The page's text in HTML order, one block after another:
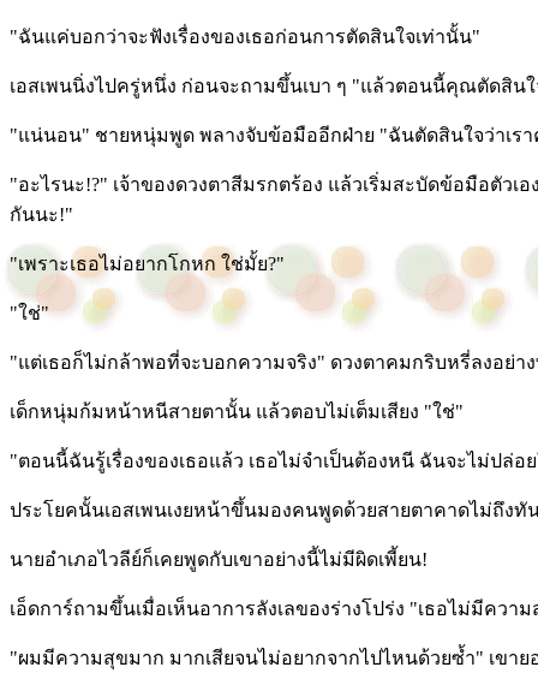
"ฉันแค่บอกว่าจะฟังเรื่องของเธอก่อนการตัดสินใจเท่านั้น"
เอสเพนนิ่งไปครู่หนึ่ง ก่อนจะถามขึ้นเบา ๆ "แล้วตอนนี้คุณตัดสินใ
"แน่นอน" ชายหนุ่มพูด พลางจับข้อมืออีกฝ่าย "ฉันตัดสินใจว่าเร
"อะไรนะ!?" เจ้าของดวงตาสีมรกตร้อง แล้วเริ่มสะบัดข้อมือตัว
กันนะ!"
"เพราะเธอไม่อยากโกหก ใช่มั้ย?"
"ใช่"
"แต่เธอก็ไม่กล้าพอที่จะบอกความจริง" ดวงตาคมกริบหรี่ลงอย่า
เด็กหนุ่มก้มหน้าหนีสายตานั้น แล้วตอบไม่เต็มเสียง "ใช่"
"ตอนนี้ฉันรู้เรื่องของเธอแล้ว เธอไม่จำเป็นต้องหนี ฉันจะไม่ปล่อ
ประโยคนั้นเอสเพนเงยหน้าขึ้นมองคนพูดด้วยสายตาคาดไม่ถึง
นายอำเภอไวลีย์ก็เคยพูดกับเขาอย่างนี้ไม่มีผิดเพี้ยน!
เอ็ดการ์ถามขึ้นเมื่อเห็นอาการลังเลของร่างโปร่ง "เธอไม่มีควา
"ผมมีความสุขมาก มากเสียจนไม่อยากจากไปไหนด้วยซ้ำ" เขาย